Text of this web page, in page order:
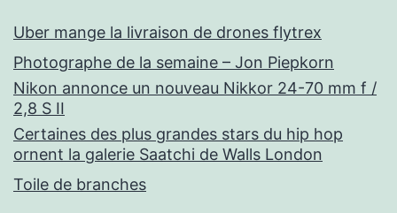
Uber mange la livraison de drones flytrex
Photographe de la semaine – Jon Piepkorn
Nikon annonce un nouveau Nikkor 24-70 mm f /
2,8 S II
Certaines des plus grandes stars du hip hop
ornent la galerie Saatchi de Walls London
Toile de branches